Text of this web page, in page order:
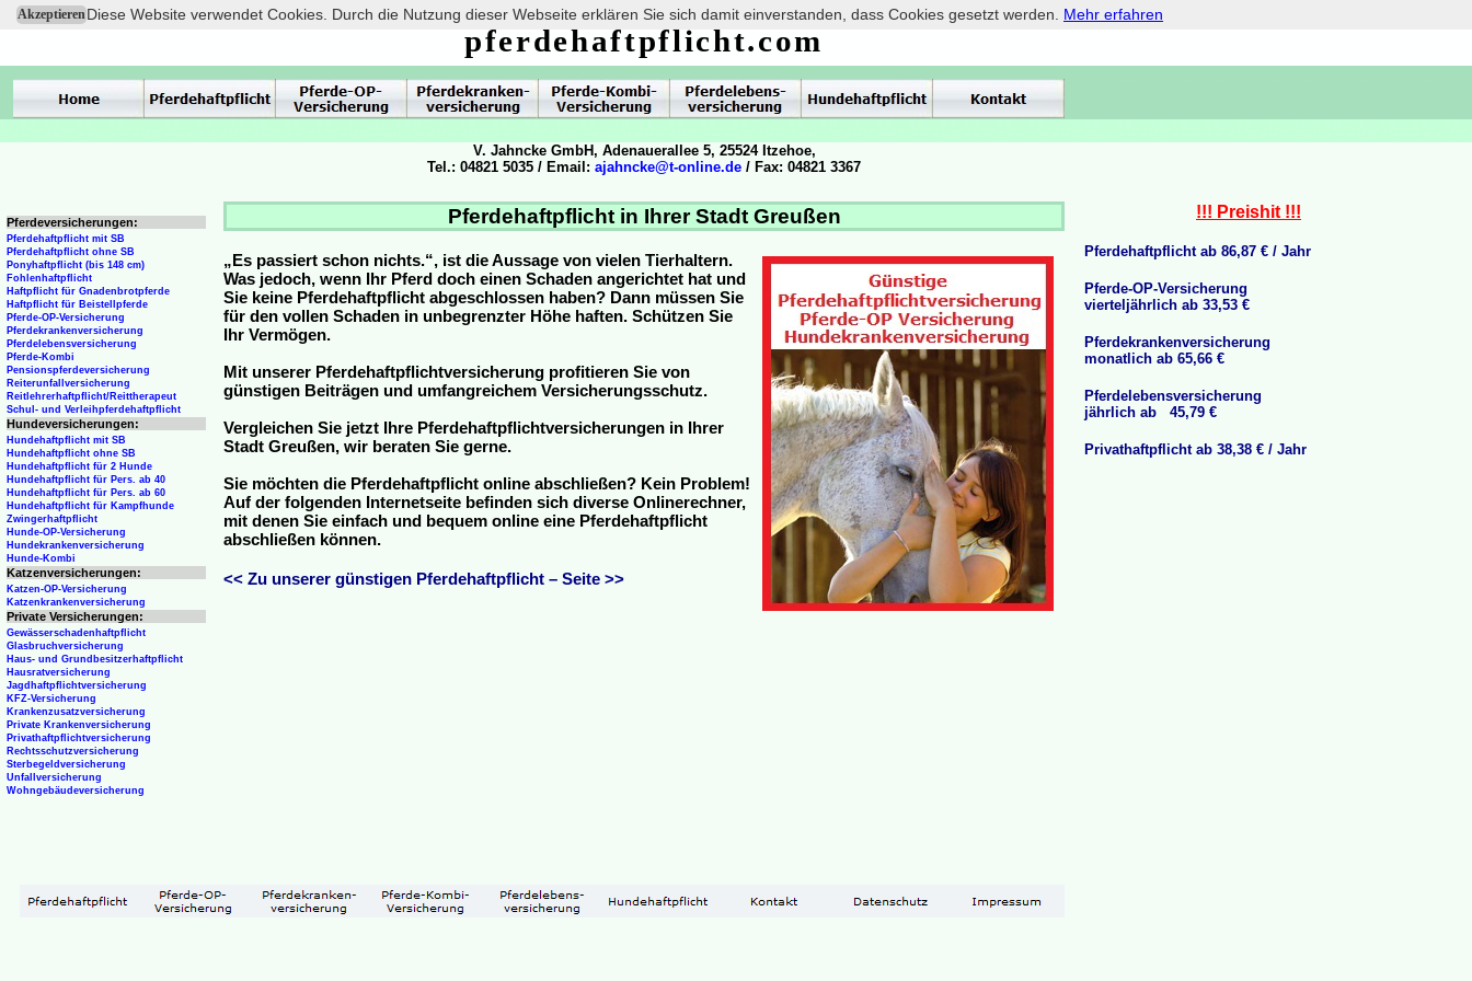
AkzeptierenDiese Website verwendet Cookies. Durch die Nutzung dieser Webseite erklären Sie sich damit einverstanden, dass Cookies gesetzt werden. Mehr erfahren
Pferdehaftpflicht in Ihrer Stadt Greußen
„Es passiert schon nichts.“, ist die Aussage von vielen Tierhaltern.
Was jedoch, wenn Ihr Pferd doch einen Schaden angerichtet hat und
Sie keine Pferdehaftpflicht abgeschlossen haben? Dann müssen Sie
für den vollen Schaden in unbegrenzter Höhe haften. Schützen Sie
Ihr Vermögen.
Mit unserer Pferdehaftpflichtversicherung profitieren Sie von
günstigen Beiträgen und umfangreichem Versicherungsschutz.
Vergleichen Sie jetzt Ihre Pferdehaftpflichtversicherungen in Ihrer
Stadt Greußen, wir beraten Sie gerne.
Sie möchten die Pferdehaftpflicht online abschließen? Kein Problem!
Auf der folgenden Internetseite befinden sich diverse Onlinerechner,
mit denen Sie einfach und bequem online eine Pferdehaftpflicht
abschließen können.
<< Zu unserer günstigen Pferdehaftpflicht – Seite >>
Pferdeversicherungen:
Pferdehaftpflicht mit SB
Pferdehaftpflicht ohne SB
Ponyhaftpflicht (bis 148 cm)
Fohlenhaftpflicht
Haftpflicht für Gnadenbrotpferde
Haftpflicht für Beistellpferde
Pferde-OP-Versicherung
Pferdekrankenversicherung
Pferdelebensversicherung
Pferde-Kombi
Pensionspferdeversicherung
Reiterunfallversicherung
Reitlehrerhaftpflicht/Reittherapeut
Schul- und Verleihpferdehaftpflicht
Hundeversicherungen:
Hundehaftpflicht mit SB
Hundehaftpflicht ohne SB
Hundehaftpflicht für 2 Hunde
Hundehaftpflicht für Pers. ab 40
Hundehaftpflicht für Pers. ab 60
Hundehaftpflicht für Kampfhunde
Zwingerhaftpflicht
Hunde-OP-Versicherung
Hundekrankenversicherung
Hunde-Kombi
Katzenversicherungen:
Katzen-OP-Versicherung
Katzenkrankenversicherung
Private Versicherungen:
Gewässerschadenhaftpflicht
Glasbruchversicherung
Haus- und Grundbesitzerhaftpflicht
Hausratversicherung
Jagdhaftpflichtversicherung
KFZ-Versicherung
Krankenzusatzversicherung
Private Krankenversicherung
Privathaftpflichtversicherung
Rechtsschutzversicherung
Sterbegeldversicherung
Unfallversicherung
Wohngebäudeversicherung
pferdehaftpflicht.com
V. Jahncke GmbH, Adenauerallee 5, 25524 Itzehoe,
Tel.: 04821 5035 / Email: ajahncke@t-online.de / Fax: 04821 3367
!!! Preishit !!!
Pferdehaftpflicht ab 86,87 € / Jahr
Pferde-OP-Versicherung
vierteljährlich ab 33,53 €
Pferdekrankenversicherung
monatlich ab 65,66 €
Pferdelebensversicherung
jährlich ab 45,79 €
Privathaftpflicht ab 38,38 € / Jahr